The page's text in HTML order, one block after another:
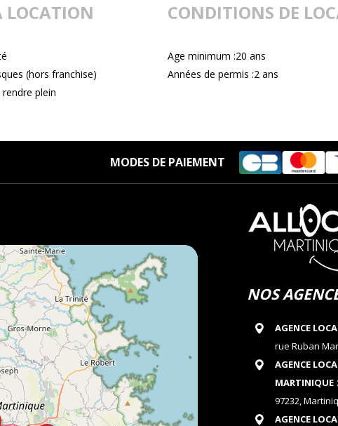
LOCATION
(hors franchise)
plein
CONDITIONS DE
Age minimum :20 ans
Années de permis :2 ans
MODES DE PAIEMENT
NOS
AGENCE
rue Ruban
AGENCE
MARTINIQUE:
97232,
AGENCE